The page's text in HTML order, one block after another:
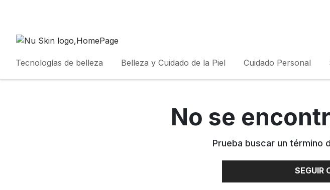
Tecnologías de belleza Belleza y Cuidado de la Piel Cuidado Personal
No se
Prueba buscar un término
SEGUIR